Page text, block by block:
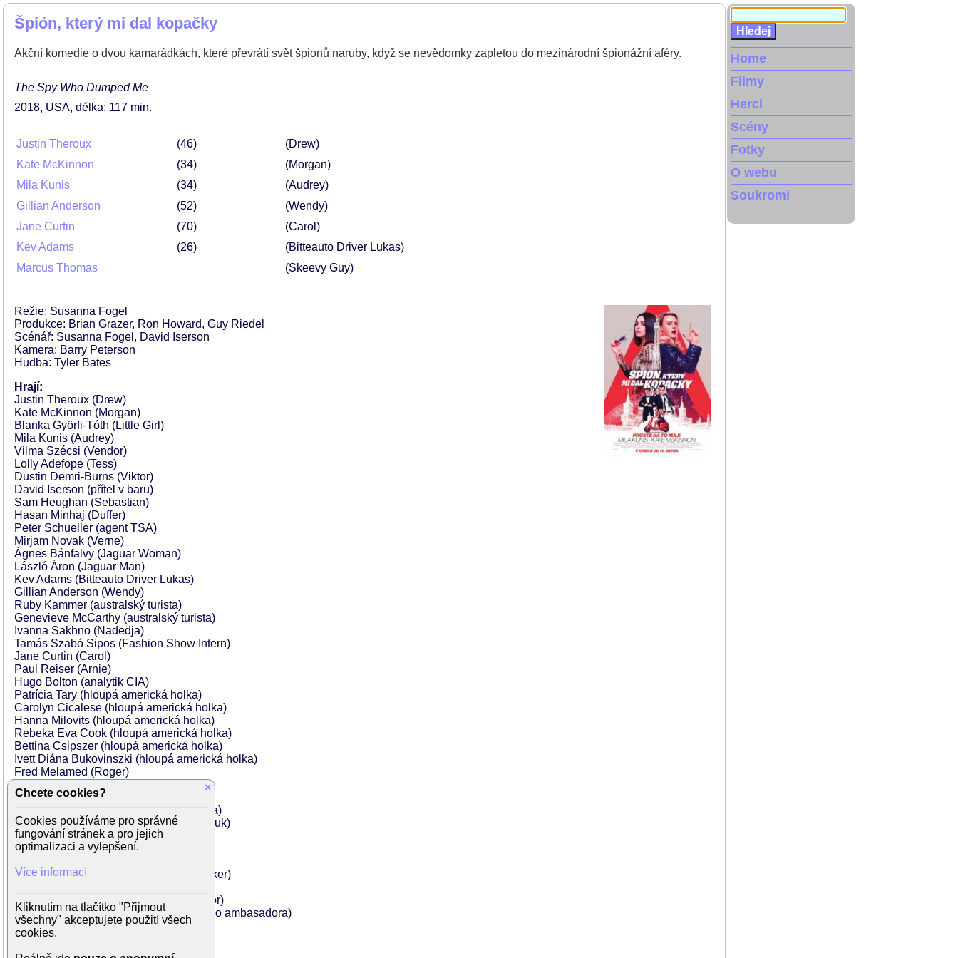
Špión, který mi dal kopačky
Akční komedie o dvou kamarádkách, které převrátí svět špionů naruby, když se nevědomky zapletou do mezinárodní špionážní aféry.
The Spy Who Dumped Me
2018 USA délka: 117 min
Justin Theroux 46
(Drew)
Kate McKinnon
34
(Morgan)
Mila Kunis
34
(Audrey)
Gillian Anderson
52
(Wendy)
Jane Curtin
70
(Carol)
Kev Adams
26
(Bitteauto Driver Lukas)
Marcus Thomas
(Skeevy Guy)
Režie: Susanna Fogel
Produkce: Brian Grazer, Ron Howard, Guy Riedel
Scénář: Susanna Fogel, David Iserson
Kamera: Barry Peterson
Hudba: Tyler Bates
Hrají:
Justin Theroux (Drew)
Kate McKinnon (Morgan)
Blanka Györfi-Tóth (Little Girl)
Mila Kunis (Audrey)
Vilma Szécsi (Vendor)
Lolly Adefope (Tess)
Dustin Demri-Burns (Viktor)
David Iserson (přítel v baru)
Sam Heughan (Sebastian)
Hasan Minhaj (Duffer)
Peter Schueller (agent TSA)
Mirjam Novak (Verne)
Ágnes Bánfalvy (Jaguar Woman)
László Áron (Jaguar Man)
Kev Adams (Bitteauto Driver Lukas)
Gillian Anderson (Wendy)
Ruby Kammer (australský turista)
Genevieve McCarthy (australský turista)
Ivanna Sakhno (Nadedja)
Tamás Szabó Sipos (Fashion Show Intern)
Jane Curtin (Carol)
Paul Reiser (Arnie)
Hugo Bolton (analytik CIA)
Patrícia Tary (hloupá americká holka)
Carolyn Cicalese (hloupá americká holka)
Hanna Milovits (hloupá americká holka)
Rebeka Eva Cook (hloupá americká holka)
Bettina Csipszer (hloupá americká holka)
Ivett Diána Bukovinszki (hloupá americká holka)
Fred Melamed (Roger)
Carolyn Pickles (Marsha)
Justine Wachsberger (francouzská dívka)
Kevin Ezekiel Ogunleye (francouzský kluk)
Tom Stourton (Edward Snowden)
Roderick Hill (Hairy Man)
Ólafur Darri Ólafsson (Finnish Backpacker)
Gyula Mesterházy (kanadský ambasador)
Lívia Hábermann (manželka kanadského ambasadora)
András Velkov (muž s knírem)
Barnabás Réti (akrobat)
Attila Árpa (ochranka)
Home
Filmy
Herci
Scény
Fotky
O webu
Soukromí
×
Chcete cookies?
Cookies používáme pro správné
fungování stránek a pro jejich
optimalizaci a vylepšení.
Více informací
Kliknutím na tlačítko "Přijmout
všechny" akceptujete použití všech
cookies.